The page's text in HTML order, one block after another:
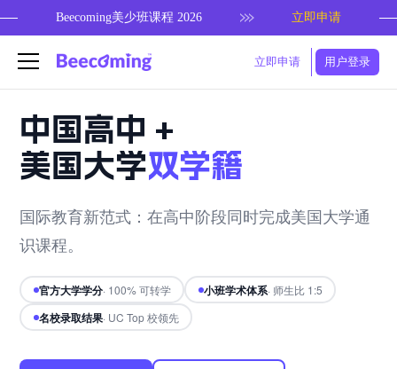
Beecoming美少班课程 2026 立即申请
立即申请 用户登录
中国高中 +
美国大学双学籍
国际教育新范式：在高中阶段同时完成美国大学通
识课程。
官方大学学分· 100% 可转学 小班学术体系· 师生比 1:5
名校录取结果· UC Top 校领先